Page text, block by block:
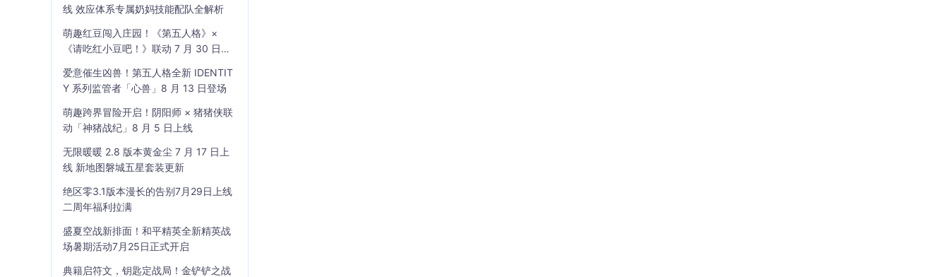
线 效应体系专属奶妈技能配队全解析
萌趣红豆闯入庄园！《第五人格》×
《请吃红小豆吧！》联动 7 月 30 日开
爱意催生凶兽！第五人格全新 IDENTIT
Y 系列监管者「心兽」8 月 13 日登场
萌趣跨界冒险开启！阴阳师 × 猪猪侠联
动「神猪战纪」8 月 5 日上线
无限暖暖 2.8 版本黄金尘 7 月 17 日上
线 新地图磐城五星套装更新
绝区零3.1版本漫长的告别7月29日上线
二周年福利拉满
盛夏空战新排面！和平精英全新精英战
场暑期活动7月25日正式开启
典籍启符文，钥匙定战局！金铲铲之战